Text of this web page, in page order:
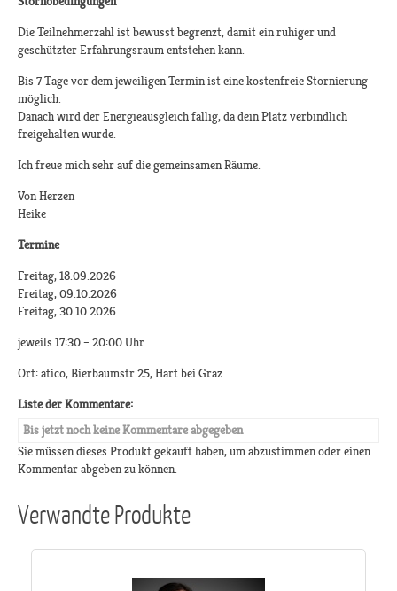
Die Teilnehmerzahl ist bewusst begrenzt, damit ein ruhiger und
geschützter Erfahrungsraum entstehen kann.
Bis 7 Tage vor dem jeweiligen Termin ist eine kostenfreie Stornierung
möglich.
Danach wird der Energieausgleich fällig, da dein Platz verbindlich
freigehalten wurde.
Ich freue mich sehr auf die gemeinsamen Räume.
Von Herzen
Heike
Termine
Freitag, 18.09.2026
Freitag, 09.10.2026
Freitag, 30.10.2026
jeweils 17:30 – 20:00 Uhr
Ort: atico, Bierbaumstr.25, Hart bei Graz
Liste der Kommentare:
Bis jetzt noch keine Kommentare abgegeben
Sie müssen dieses Produkt gekauft haben, um abzustimmen oder einen
Kommentar abgeben zu können.
Verwandte Produkte